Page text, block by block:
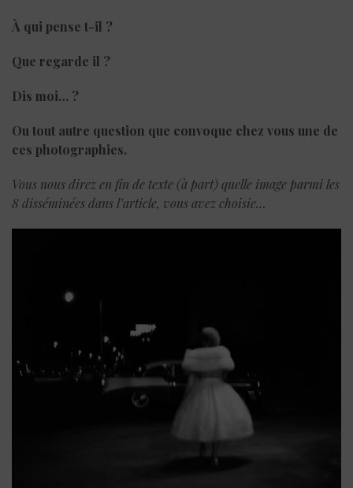
À qui pense t-il ?
Que regarde il ?
Dis moi… ?
Ou tout autre question que convoque chez vous une de
ces photographies.
Vous nous direz en fin de texte (à part) quelle image parmi les
8 disséminées dans l’article, vous avez choisie…